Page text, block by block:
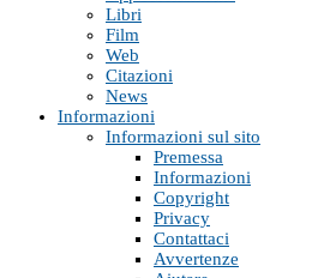
Libri
Film
Web
Citazioni
News
Informazioni
Informazioni sul sito
Premessa
Informazioni
Copyright
Privacy
Contattaci
Avvertenze